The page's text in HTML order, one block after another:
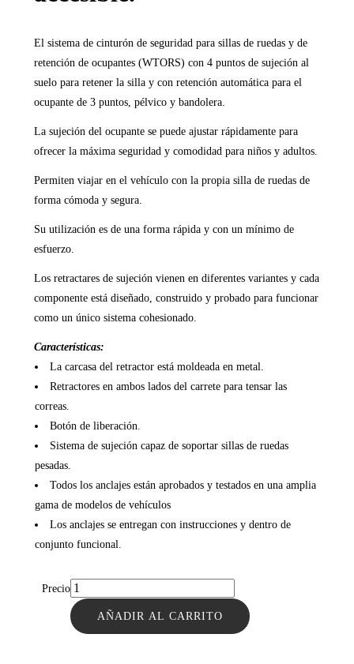
El sistema de cinturón de seguridad para sillas de ruedas y de
retención de ocupantes (WTORS) con 4 puntos de sujeción al
suelo para retener la silla y con retención automática para el
ocupante de 3 puntos, pélvico y bandolera.
La sujeción del ocupante se puede ajustar rápidamente para
ofrecer la máxima seguridad y comodidad para niños y adultos.
Permiten viajar en el vehículo con la propia silla de ruedas de
forma cómoda y segura.
Su utilización es de una forma rápida y con un mínimo de
esfuerzo.
Los retractares de sujeción vienen en diferentes variantes y cada
componente está diseñado, construido y probado para funcionar
como un único sistema cohesionado.
Características:
La carcasa del retractor está moldeada en metal.
Retractores en ambos lados del carrete para tensar las
correas.
Botón de liberación.
Sistema de sujeción capaz de soportar sillas de ruedas
pesadas.
Todos los anclajes están aprobados y testados en una amplia
gama de modelos de vehículos
Los anclajes se entregan con instrucciones y dentro de
conjunto funcional.
Precio
AÑADIR AL CARRITO